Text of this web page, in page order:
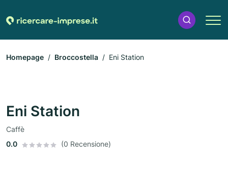
Homepage Broccostella Eni Station
Eni Station
Caffè
0.0
(0 Recensione)